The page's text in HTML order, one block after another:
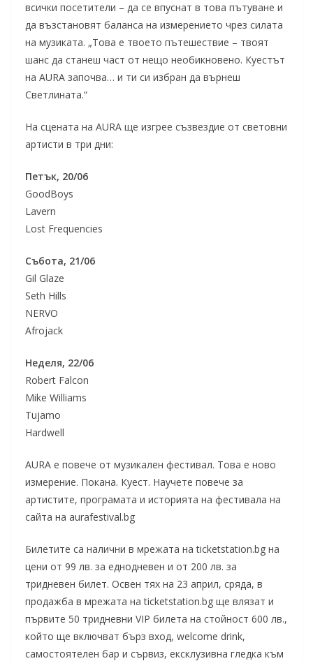
всички посетители – да се впуснат в това пътуване и
да възстановят баланса на измерението чрез силата
на музиката. „Това е твоето пътешествие – твоят
шанс да станеш част от нещо необикновено. Куестът
на AURA започва… и ти си избран да върнеш
Светлината.“
На сцената на AURA ще изгрее съзвездие от световни
артисти в три дни:
Петък, 20/06
GoodBoys
Lavern
Lost Frequencies
Събота, 21/06
Gil Glaze
Seth Hills
NERVO
Afrojack
Неделя, 22/06
Robert Falcon
Mike Williams
Tujamo
Hardwell
AURA е повече от музикален фестивал. Това е ново
измерение. Покана. Куест. Научете повече за
артистите, програмата и историята на фестивала на
сайта на aurafestival.bg
Билетите са налични в мрежата на ticketstation.bg на
цени от 99 лв. за еднодневен и от 200 лв. за
тридневен билет. Освен тях на 23 април, сряда, в
продажба в мрежата на ticketstation.bg ще влязат и
първите 50 тридневни VIP билета на стойност 600 лв.,
който ще включват бърз вход, welcome drink,
самостоятелен бар и сървиз, ексклузивна гледка към